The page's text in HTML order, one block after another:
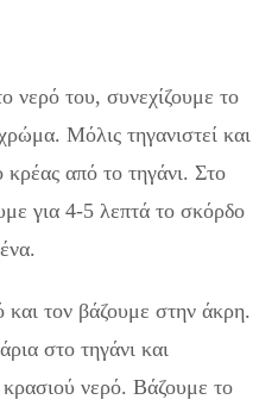
νερό του, συνεχίζουμε το
Μόλις τηγανιστεί και
από το τηγάνι. Στο
για 4-5 λεπτά το σκόρδο
τον βάζουμε στην άκρη.
στο τηγάνι και
νερό. Βάζουμε το